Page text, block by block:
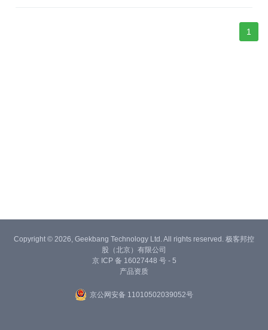
1
Copyright © 2026, Geekbang Technology Ltd. All rights reserved. 极客邦控
股（北京）有限公司
京 ICP 备 16027448 号 - 5
产品资质
京公网安备 11010502039052号